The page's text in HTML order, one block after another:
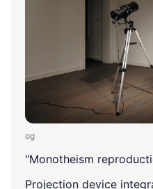
og
"Monotheism
Projection device